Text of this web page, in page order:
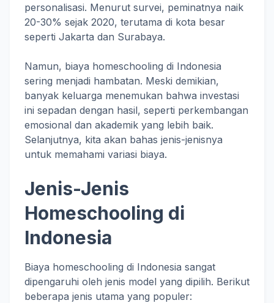
personalisasi. Menurut survei, peminatnya naik
20-30% sejak 2020, terutama di kota besar
seperti Jakarta dan Surabaya.
Namun, biaya homeschooling di Indonesia
sering menjadi hambatan. Meski demikian,
banyak keluarga menemukan bahwa investasi
ini sepadan dengan hasil, seperti perkembangan
emosional dan akademik yang lebih baik.
Selanjutnya, kita akan bahas jenis-jenisnya
untuk memahami variasi biaya.
Jenis-Jenis
Homeschooling di
Indonesia
Biaya homeschooling di Indonesia sangat
dipengaruhi oleh jenis model yang dipilih. Berikut
beberapa jenis utama yang populer: